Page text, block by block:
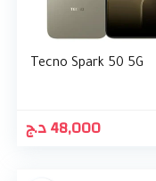
Tecno Spark 50 5G
48,000د.ج